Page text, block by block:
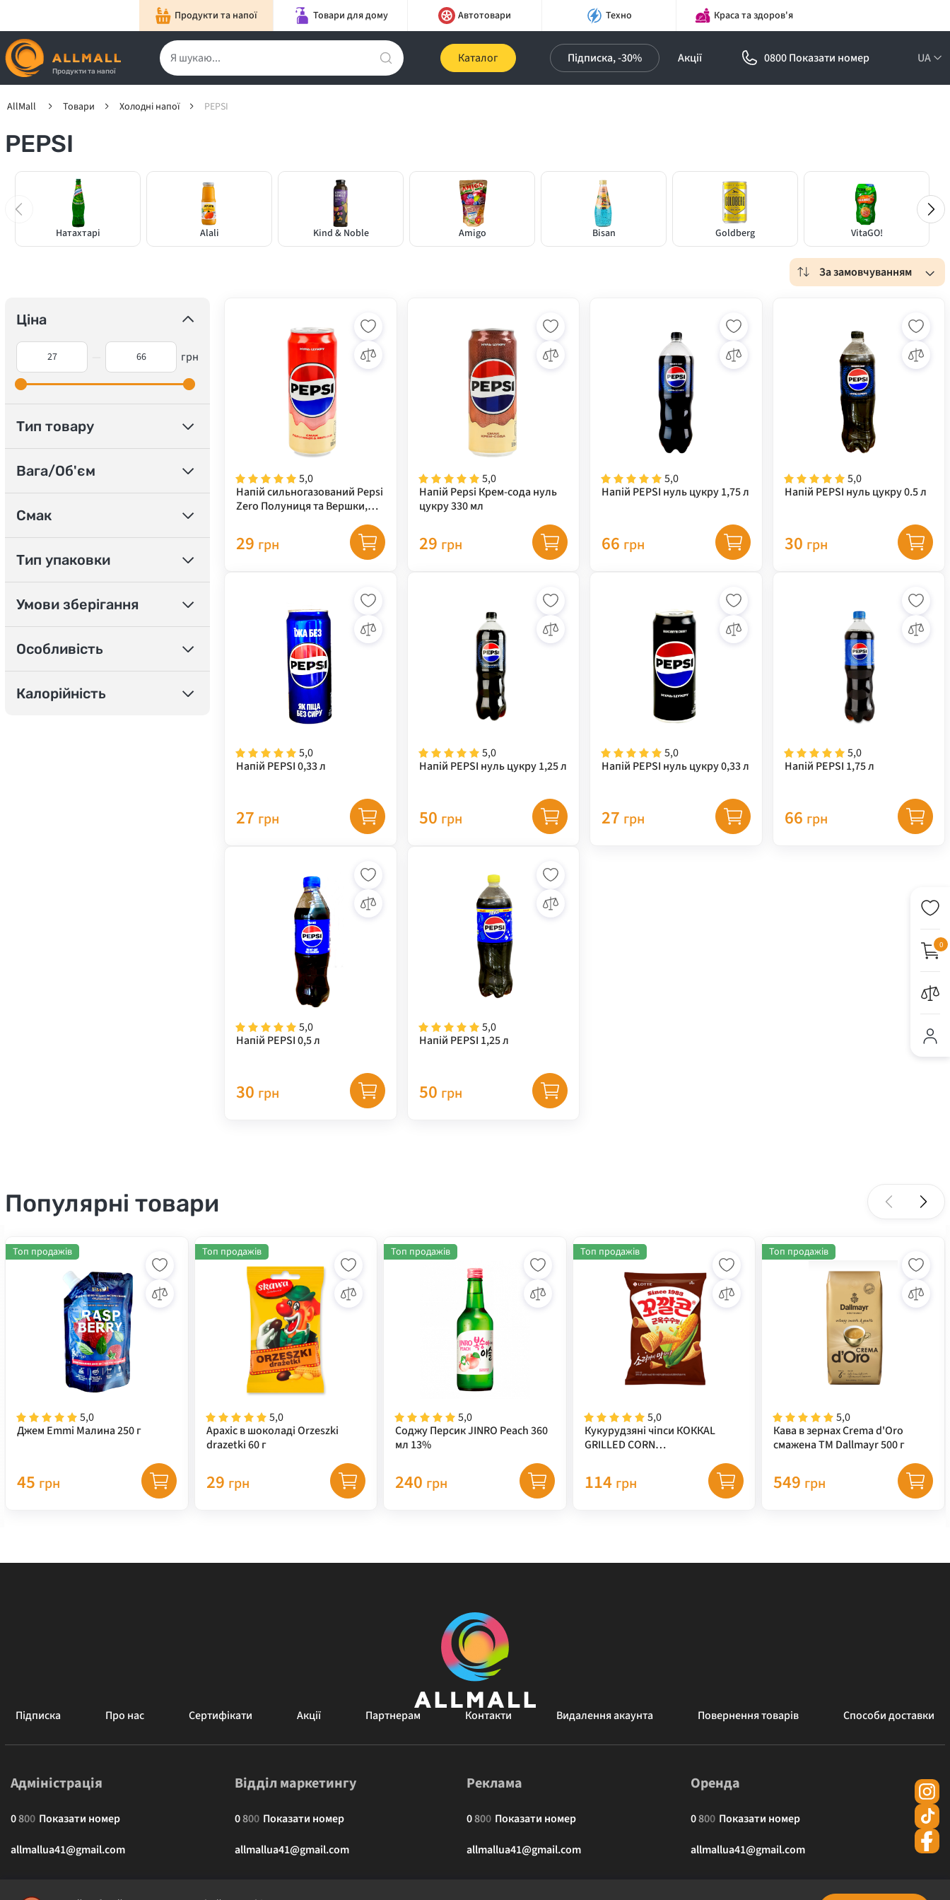
Продукти та напої Товари для дому Автотовари Техно Краса та здоров'я
Продукти та напої
Каталог Підписка, -30% Акції 0800 Показати номер UA
0
AllMall Товари Холодні напої РEPSI
РEPSI
Натахтарі Alali Kind & Noble Amigo Bisan Goldberg VitaGO!
За замовчуванням
Ціна
грн
Тип товару
Вага/Об'єм
Смак
Тип упаковки
Умови зберігання
Особливість
Калорійність
5,0
Напій сильногазований Pepsi
Zero Полуниця та Вершки,
29 грн
5,0
Напій Pepsi Крем-сода нуль
цукру 330 мл
29 грн
5,0
Напій PEPSI нуль цукру 1,75 л
66 грн
5,0
Напій PEPSI нуль цукру 0.5 л
30 грн
5,0
Напій PEPSI 0,33 л
27 грн
5,0
Напій PEPSI нуль цукру 1,25 л
50 грн
5,0
Напій PEPSI нуль цукру 0,33 л
27 грн
5,0
Напій PEPSI 1,75 л
66 грн
5,0
Напій PEPSI 0,5 л
30 грн
5,0
Напій PEPSI 1,25 л
50 грн
Популярні товари
5,0
Джем Emmi Малина 250 г
Топ продажів
45 грн
5,0
Арахіс в шоколаді Orzeszki
drazetki 60 г
Топ продажів
29 грн
5,0
Соджу Персик JINRO Peach 360
мл 13%
Топ продажів
240 грн
5,0
Кукурудзяні чіпси КОККАL
GRILLED CORN
67 г
Топ продажів
114 грн
5,0
Кава в зернах Crema d'Oro
смажена ТМ Dallmayr 500 г
Топ продажів
549 грн
Підписка Про нас Сертифікати Акції Партнерам Контакти Видалення акаунта Повернення товарів Способи доставки
Адміністрація
0800 Показати номер
allmallua41@gmail.com
Відділ маркетингу
0800 Показати номер
allmallua41@gmail.com
Реклама
0800 Показати номер
allmallua41@gmail.com
Оренда
0800 Показати номер
allmallua41@gmail.com